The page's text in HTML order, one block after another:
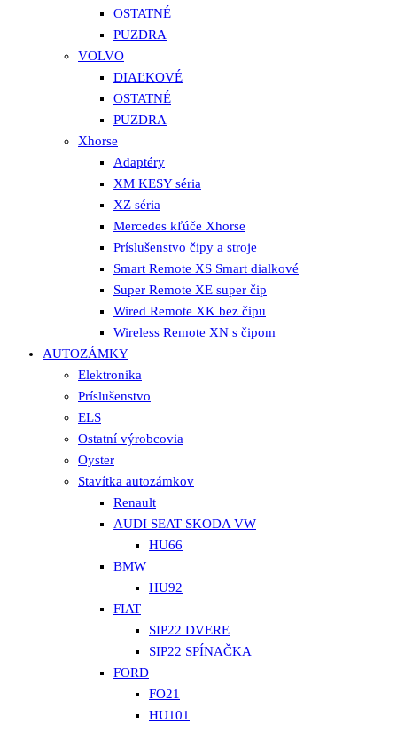
OSTATNÉ
PUZDRA
VOLVO
DIAĽKOVÉ
OSTATNÉ
PUZDRA
Xhorse
Adaptéry
XM KESY séria
XZ séria
Mercedes kľúče Xhorse
Príslušenstvo čipy a stroje
Smart Remote XS Smart dialkové
Super Remote XE super čip
Wired Remote XK bez čipu
Wireless Remote XN s čipom
AUTOZÁMKY
Elektronika
Príslušenstvo
ELS
Ostatní výrobcovia
Oyster
Stavítka autozámkov
Renault
AUDI SEAT SKODA VW
HU66
BMW
HU92
FIAT
SIP22 DVERE
SIP22 SPÍNAČKA
FORD
FO21
HU101